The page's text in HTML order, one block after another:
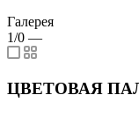
Галерея
1/0 —
ЦВЕТОВАЯ